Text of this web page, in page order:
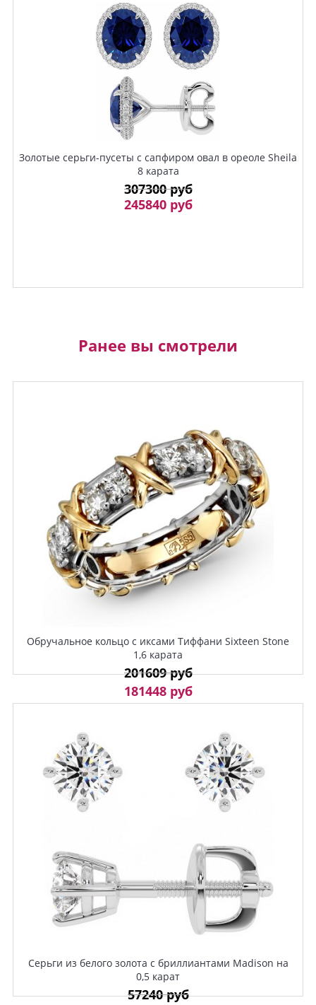
Золотые серьги-пусеты с сапфиром овал в ореоле Sheila
8 карата
307300 руб
245840 руб
Ранее вы смотрели
Обручальное кольцо с иксами Тиффани Sixteen Stone
1,6 карата
201609 руб
181448 руб
Серьги из белого золота с бриллиантами Madison на
0,5 карат
57240 руб